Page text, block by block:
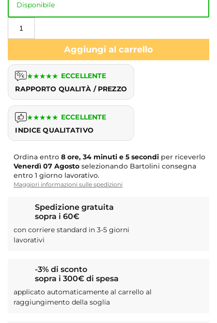
Disponibile
Aggiungi al carrello
★★★★★ ECCELLENTE
RAPPORTO QUALITÀ / PREZZO
★★★★★ ECCELLENTE
INDICE QUALITATIVO
Ordina entro 8 ore, 34 minuti e 5 secondi per riceverlo
Venerdì 07 Agosto selezionando Bartolini consegna
entro 1 giorno lavorativo.
Maggiori informazioni sulle spedizioni
Spedizione gratuita
sopra i 60€
con corriere standard in 3-5 giorni
lavorativi
-3% di sconto
sopra i 300€ di spesa
applicato automaticamente al carrello al
raggiungimento della soglia